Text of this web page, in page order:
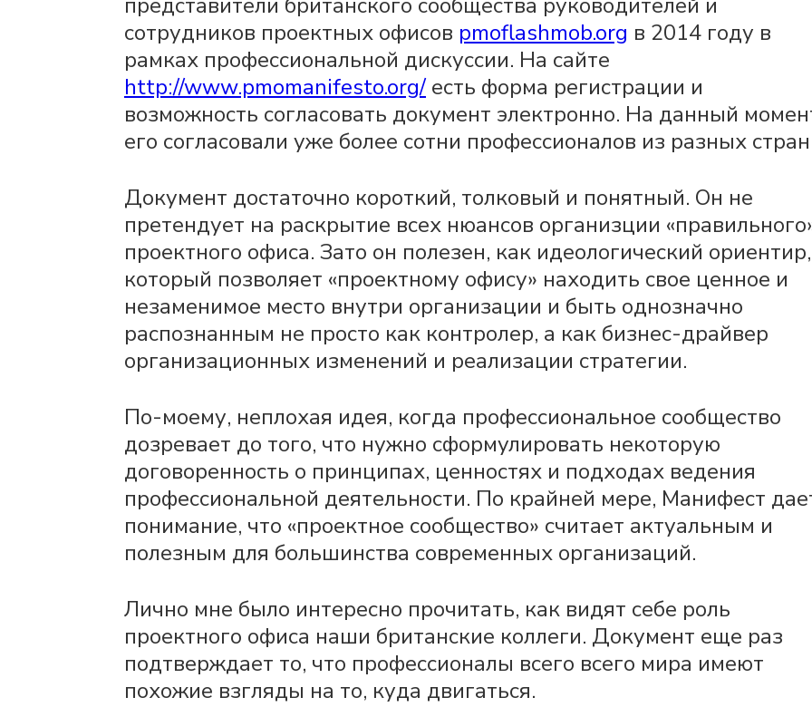
сотрудников проектных офисов pmoflashmob.org в 2014 году в
рамках профессиональной дискуссии. На сайте
http://www.pmomanifesto.org/есть форма регистрации и
возможность согласовать документ электронно. На данный
его согласовали уже более сотни профессионалов из разных
Документ достаточно короткий, толковый и понятный. Он не
претендует на раскрытие всех нюансов организции
проектного офиса. Зато он полезен, как идеологический ориентир,
который позволяет «проектному офису» находить свое ценное и
незаменимое место внутри организации и быть однозначно
распознанным не просто как контролер, а как бизнес-драйвер
организационных изменений и реализации стратегии.
По-моему, неплохая идея, когда профессиональное сообщество
дозревает до того, что нужно сформулировать некоторую
договоренность о принципах, ценностях и подходах ведения
профессиональной деятельности. По крайней мере, Манифест
понимание, что «проектное сообщество» считает актуальным и
полезным для большинства современных организаций.
Лично мне было интересно прочитать, как видят себе роль
проектного офиса наши британские коллеги. Документ еще раз
подтверждает то, что профессионалы всего всего мира имеют
похожие взгляды на то, куда двигаться.